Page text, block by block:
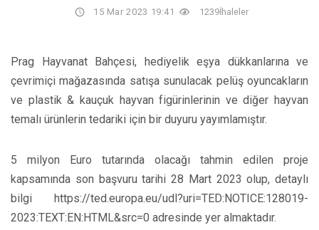
15 Mar 2023 19:41 1239İhaleler
Prag Hayvanat Bahçesi, hediyelik eşya dükkanlarına ve
çevrimiçi mağazasında satışa sunulacak pelüş oyuncakların
ve plastik & kauçuk hayvan figürinlerinin ve diğer hayvan
temalı ürünlerin tedariki için bir duyuru yayımlamıştır.
5 milyon Euro tutarında olacağı tahmin edilen proje
kapsamında son başvuru tarihi 28 Mart 2023 olup, detaylı
bilgi https://ted.europa.eu/udl?uri=TED:NOTICE:128019-
2023:TEXT:EN:HTML&src=0 adresinde yer almaktadır.